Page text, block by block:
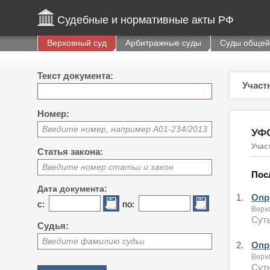
Судебные и нормативные акты РФ
Верховный суд Арбитражные суды Суды
Текст документа:
Номер:
Введите номер, например А01-234/2013
Статья закона:
Введите номер статьи и закон
Дата документа:
с: по:
Судья:
Введите фамилию судьи
1.
2.